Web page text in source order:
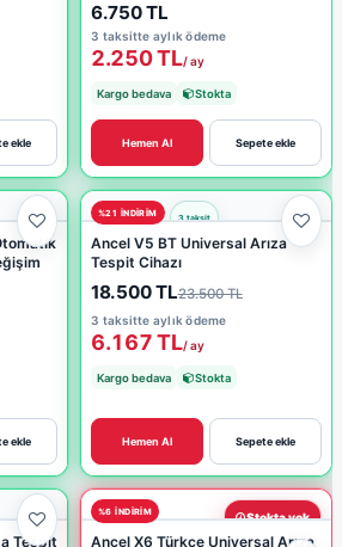
ekle
6.750 TL
3 taksitte aylık ödeme
2.250 TL/ ay
Kargo bedava Stokta
Sepete ekle
Hemen Al
ekle
%21 INDIRIM
Ancel V5 BT Universal Arıza
Tespit Cihazı
18.500 TL23.500 TL
3 taksitte aylık ödeme
6.167 TL/ ay
Kargo bedava Stokta
Sepete ekle
Hemen Al
Tespit
%6 INDIRIM Stokta yok
Ancel X6 Türkçe Universal Arıza